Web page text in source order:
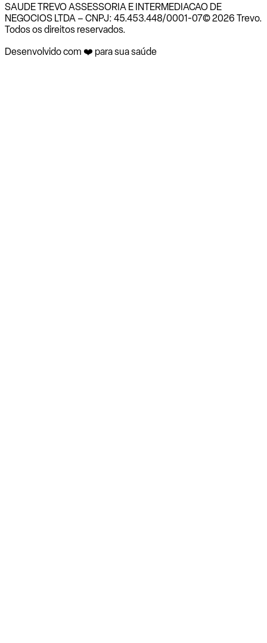
SAUDE TREVO ASSESSORIA E INTERMEDIACAO DE
NEGOCIOS LTDA – CNPJ: 45.453.448/0001-07© 2026 Trevo.
Todos os direitos reservados.
Desenvolvido com ❤️ para sua saúde